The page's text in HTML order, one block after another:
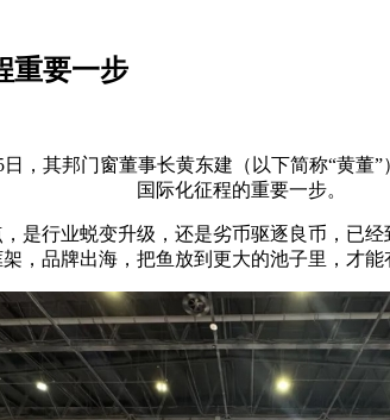
重要一步
日，其邦门窗董事长黄东建（以下简称“黄董”
国际化征程的重要一步。
是行业蜕变升级，还是劣币驱逐良币，已
，品牌出海，把鱼放到更大的池子里，才能